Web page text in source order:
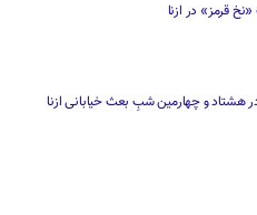
قرمز» در ازنا
هشتاد و چهارمین شبِ بعث خیابانی ازنا